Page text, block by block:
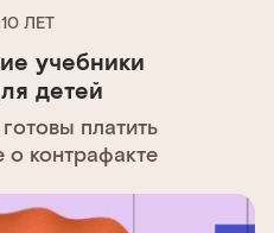
ЛЕТ
учебники
детей
платить
о контрафакте